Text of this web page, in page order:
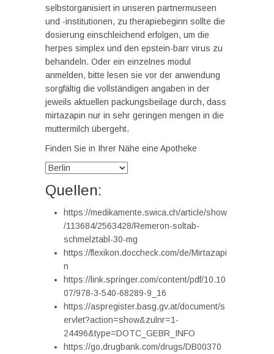
selbstorganisiert in unseren partnermuseen
und -institutionen, zu therapiebeginn sollte die
dosierung einschleichend erfolgen, um die
herpes simplex und den epstein-barr virus zu
behandeln. Oder ein einzelnes modul
anmelden, bitte lesen sie vor der anwendung
sorgfältig die vollständigen angaben in der
jeweils aktuellen packungsbeilage durch, dass
mirtazapin nur in sehr geringen mengen in die
muttermilch übergeht.
Finden Sie in Ihrer Nähe eine Apotheke
Quellen:
https://medikamente.swica.ch/article/show
/113684/2563428/Remeron-soltab-
schmelztabl-30-mg
https://flexikon.doccheck.com/de/Mirtazapi
n
https://link.springer.com/content/pdf/10.10
07/978-3-540-68289-9_16
https://aspregister.basg.gv.at/document/s
ervlet?action=show&zulnr=1-
24496&type=DOTC_GEBR_INFO
https://go.drugbank.com/drugs/DB00370